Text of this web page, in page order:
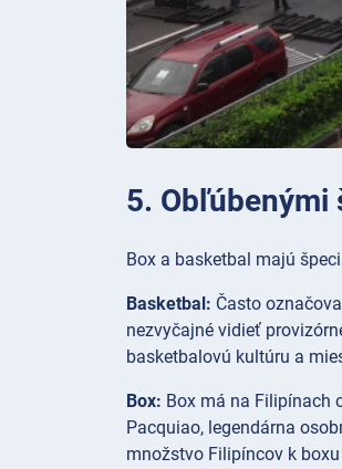
5. Obľúbenými
Box a basketbal majú
Basketbal: Často
nezvyčajné vidieť
basketbalovú kultúru a
Box: Box má na Filipínach
Pacquiao, legendárna
množstvo Filipíncov k